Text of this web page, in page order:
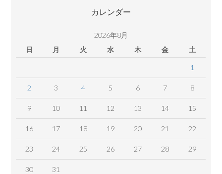
カレンダー
2026年8月
日
月 火 水 木 金 土
1
2 3 4 5 6 7 8
9 10 11 12 13 14 15
16 17 18 19 20 21 22
23 24 25 26 27 28 29
30 31